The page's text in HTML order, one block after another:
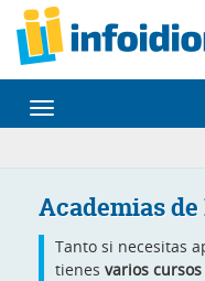
Desplegar
navegación
Academias
Tanto si necesitas
tienes varios